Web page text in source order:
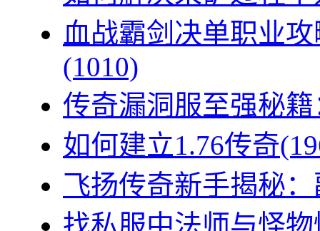
血战霸剑决单职业
(1010)
传奇漏洞服至强秘
如何建立1.76传奇
飞扬传奇新手揭秘